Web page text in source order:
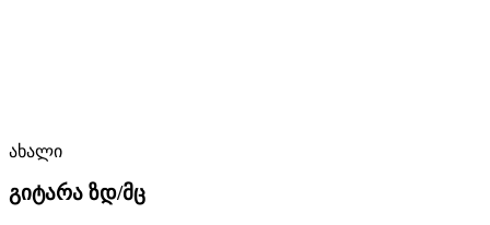
ახალი
გიტარა ზდ/მც